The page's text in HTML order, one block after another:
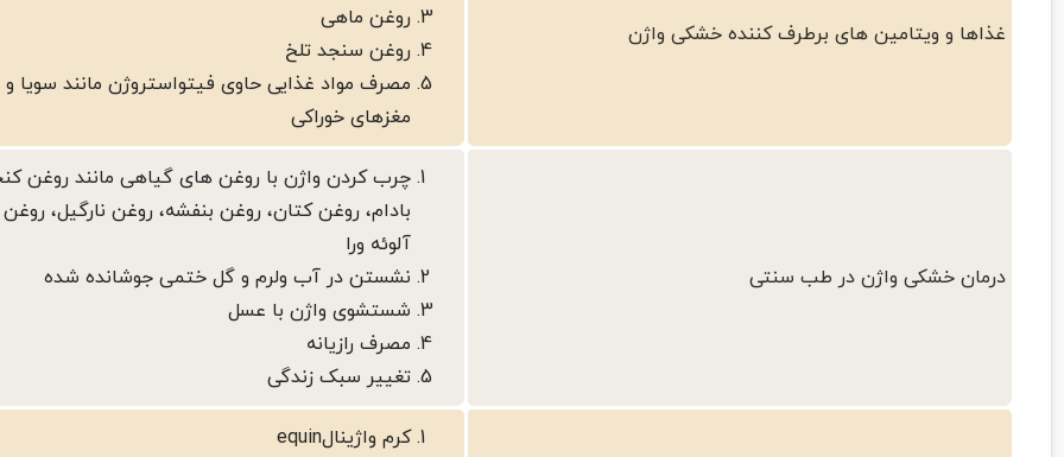
غذاها و ویتامین های برطرف کننده خشکی واژن
روغن ماهی
روغن سنجد تلخ
مصرف مواد غذایی حاوی فیتواستروژن مانند سویا و
مغزهای خوراکی
درمان خشکی واژن در طب سنتی
چرب کردن واژن با روغن های گیاهی مانند روغن
بادام، روغن کتان، روغن بنفشه، روغن نارگیل، روغن
آلوئه ورا
نشستن در آب ولرم و گل ختمی جوشانده شده
شستشوی واژن با عسل
مصرف رازیانه
تغییر سبک زندگی
کرم واژینالequin